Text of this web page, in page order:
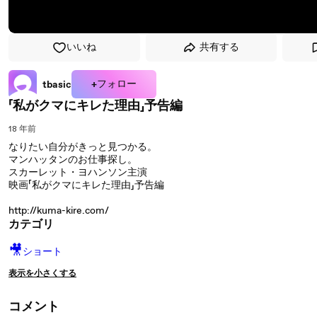
いいね 共有する
tbasic +フォロー
「私がクマにキレた理由」予告編
18 年前
なりたい自分がきっと見つかる。
マンハッタンのお仕事探し。
スカーレット・ヨハンソン主演
映画「私がクマにキレた理由」予告編
http://kuma-kire.com/
カテゴリ
🎥ショート
表示を小さくする
コメント